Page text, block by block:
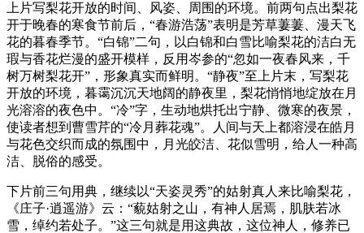
上片写梨花开放的时间、风姿、周围的环境。前两句点出梨花
开于晚春的寒食节前后，“春游浩荡”表明是芳草萋萋、漫天飞
花的暮春季节。“白锦”二句，以白锦和白雪比喻梨花的洁白无
瑕与香花烂漫的盛开模样，反用岑参的“忽如一夜春风来，千
树万树梨花开”，形象真实而鲜明。“静夜”至上片末，写梨花
开放的环境，暮霭沉沉天地阔的静夜里，梨花悄悄地绽放在月
光溶溶的夜色中。“冷”字，生动地烘托出宁静、微寒的夜景，
使读者想到曹雪芹的“冷月葬花魂”。人间与天上都溶浸在皓月
与花色交织而成的氛围中，月光皎洁、花似雪明，给人一种高
洁、脱俗的感受。
下片前三句用典，继续以“天姿灵秀”的姑射真人来比喻梨花，
《庄子·逍遥游》云：“藐姑射之山，有神人居焉，肌肤若冰
雪，绰约若处子。”这三句就是用这典故，这位神人，修养已